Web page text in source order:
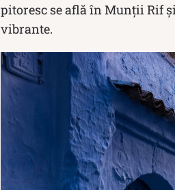
pitoresc se află în Munții Rif
vibrante.